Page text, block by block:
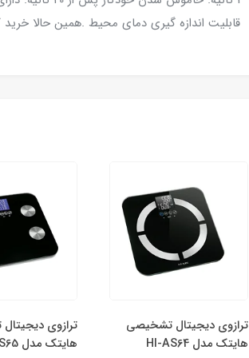
قابلیت اندازه گیری دمای محیط .همین حالا خرید
ترازوی دیجیتال تشخیصی
هایتک مدل HI-AS64
ترازوی
هایتک مدل HI-AS65